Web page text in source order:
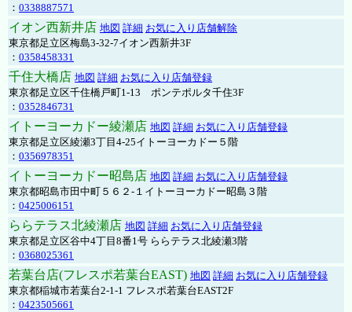
： 0338887571
イオン西新井店 地図 詳細 お気に入り店舗解除
東京都足立区梅島3-32-7イオン西新井3F
： 0358458331
千住大橋店 地図 詳細 お気に入り店舗登録
東京都足立区千住橋戸町1-13 ポンテポルタ千住3F
： 0352846731
イトーヨーカドー綾瀬店 地図 詳細 お気に入り店舗登録
東京都足立区綾瀬3丁目4-25イトーヨーカドー５階
： 0356978351
イトーヨーカドー昭島店 地図 詳細 お気に入り店舗登録
東京都昭島市田中町５６２-１イトーヨーカドー昭島３階
： 0425006151
ららテラス北綾瀬店 地図 詳細 お気に入り店舗登録
東京都足立区谷中4丁目8番1号 ららテラス北綾瀬3階
： 0368025361
若葉台店(フレスポ若葉台EAST) 地図 詳細 お気に入り店舗登録
東京都稲城市若葉台2-1-1 フレスポ若葉台EAST2F
： 0423505661